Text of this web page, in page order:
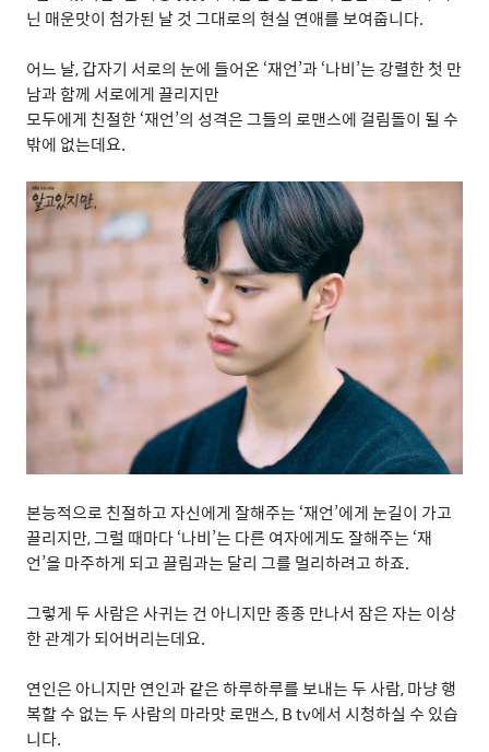
닌 매운맛이 첨가된 날것 그대로의 현실 연애를보여줍니다.
어느 날,갑자기 서로의 눈에들어온 ‘재언’과‘나비’는 강렬한첫 만
남과함께 서로에게끌리지만
모두에게 친절한‘재언’의 성격은그들의 로맨스에 걸림돌이 될 수
밖에 없는데요.
본능적으로 친절하고자신에게 잘해주는 ‘재언’에게눈길이 가고
끌리지만,그럴 때마다‘나비’는 다른 여자에게도 잘해주는 ‘재
언’을 마주하게 되고끌림과는 달리 그를 멀리하려고하죠.
그렇게두사람은사귀는 건 아니지만종종 만나서 잠은자는 이상
한관계가되어버리는데요.
연인은 아니지만연인과같은하루하루를보내는두사람,마냥행
복할수 없는두사람의 마라맛로맨스, B tv에서 시청하실 수 있습
니다.